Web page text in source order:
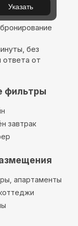
без
ответа от
фильтры
завтрак
апартаменты
Указать